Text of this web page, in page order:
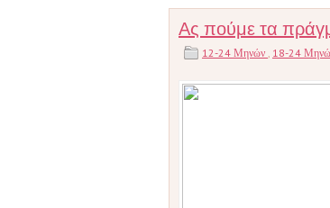
Ας πούμε τα
12-24 Μηνών , 18-24